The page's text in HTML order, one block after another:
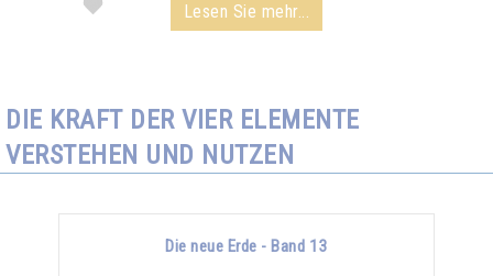
Lesen Sie mehr...
DIE KRAFT DER VIER ELEMENTE
VERSTEHEN UND NUTZEN
Die neue Erde - Band 13